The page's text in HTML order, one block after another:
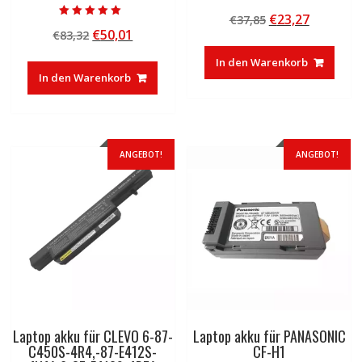
5.00
von 5
€83,32 Ursprünglicher
war:
€83,32
€50,01
ist:
€50,01.
In den Warenkorb
5.00
von 5
€37,85 Ursprünglicher
war:
€37,85
€23,27
ist:
€23,27.
In den Warenkorb
ANGEBOT!
Laptop akku für CLEVO 6-87-
C450S-4R4,-87-E412S-
ANGEBOT!
Laptop akku für PANASONIC
CF-H1